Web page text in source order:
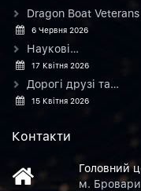
Dragon Boat
6 Червня 2026
Наукові…
17 Квітня 2026
Дорогі друзі та…
15 Квітня 2026
Контакти
Головний
м.